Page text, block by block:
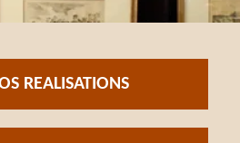
REALISATIONS